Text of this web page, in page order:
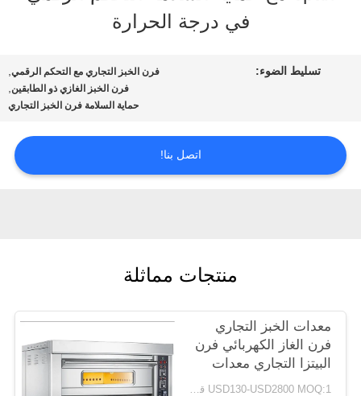
مراقبة
اطلب
اقتباس
في درجة الحرارة
تسليط الضوء: فرن الخبز التجاري مع التحكم الرقمي,
فرن الخبز الغازي ذو الطابقين,
حماية السلامة فرن الخبز التجاري
اتصل بنا!
منتجات مماثلة
معدات الخبز التجاري
فرن الغاز الكهربائي فرن
البيتزا التجاري معدات
الخبز
USD130-USD2800 MOQ:1 قطعة